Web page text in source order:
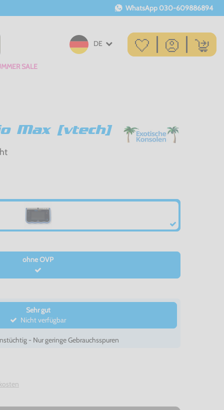
WhatsApp 030-609886894
DE
SALE
Max [vtech]
ohne OVP
Sehr gut
Nicht verfügbar
- Nur geringe Gebrauchsspuren